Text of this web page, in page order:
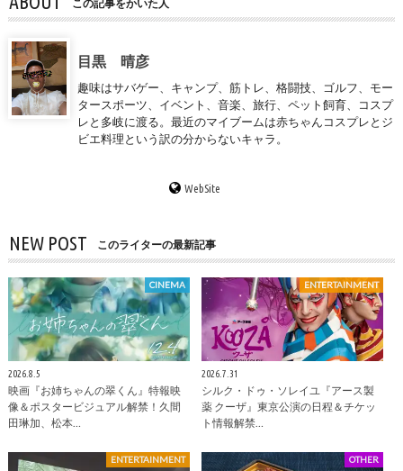
この記事をかいた人
目黒 晴彦
趣味はサバゲー、キャンプ、筋トレ、格闘技、ゴルフ、モー
タースポーツ、イベント、音楽、旅行、ペット飼育、コスプ
レと多岐に渡る。最近のマイブームは赤ちゃんコスプレとジ
ビエ料理という訳の分からないキャラ。
WebSite
NEW POST このライターの最新記事
CINEMA
2026.8.5
映画『お姉ちゃんの翠くん』特報映
像＆ポスタービジュアル解禁！久間
田琳加、松本…
ENTERTAINMENT
2026.7.31
シルク・ドゥ・ソレイユ『アース製
薬 クーザ』東京公演の日程＆チケッ
ト情報解禁…
ENTERTAINMENT OTHER